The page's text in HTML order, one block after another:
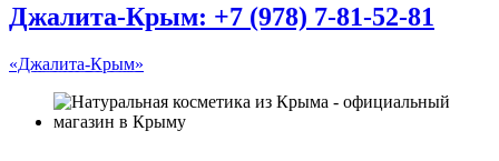
Джалита-Крым: +7 (978) 7-81-52-81
«Джалита-Крым»